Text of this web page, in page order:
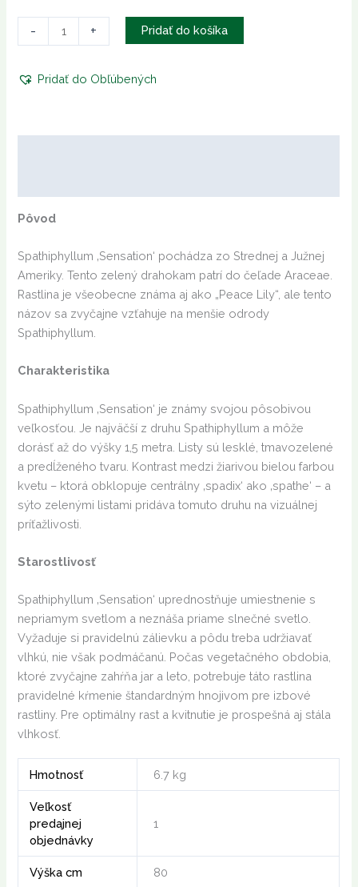
- + Pridať do košíka
Pridať do Obľúbených
Pôvod
Spathiphyllum ‚Sensation‘ pochádza zo Strednej a Južnej
Ameriky. Tento zelený drahokam patrí do čeľade Araceae.
Rastlina je všeobecne známa aj ako „Peace Lily“, ale tento
názov sa zvyčajne vzťahuje na menšie odrody
Spathiphyllum.
Charakteristika
Spathiphyllum ‚Sensation‘ je známy svojou pôsobivou
veľkosťou. Je najväčší z druhu Spathiphyllum a môže
dorásť až do výšky 1,5 metra. Listy sú lesklé, tmavozelené
a predĺženého tvaru. Kontrast medzi žiarivou bielou farbou
kvetu – ktorá obklopuje centrálny ‚spadix‘ ako ‚spathe‘ – a
sýto zelenými listami pridáva tomuto druhu na vizuálnej
príťažlivosti.
Starostlivosť
Spathiphyllum ‚Sensation‘ uprednostňuje umiestnenie s
nepriamym svetlom a neznáša priame slnečné svetlo.
Vyžaduje si pravidelnú zálievku a pôdu treba udržiavať
vlhkú, nie však podmáčanú. Počas vegetačného obdobia,
ktoré zvyčajne zahŕňa jar a leto, potrebuje táto rastlina
pravidelné kŕmenie štandardným hnojivom pre izbové
rastliny. Pre optimálny rast a kvitnutie je prospešná aj stála
vlhkosť.
Hmotnosť 6.7 kg
Veľkosť
predajnej
objednávky
1
Výška cm 80